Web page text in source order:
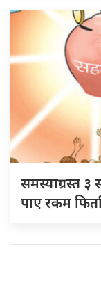
समस्याग्रस्त
पाए रकम